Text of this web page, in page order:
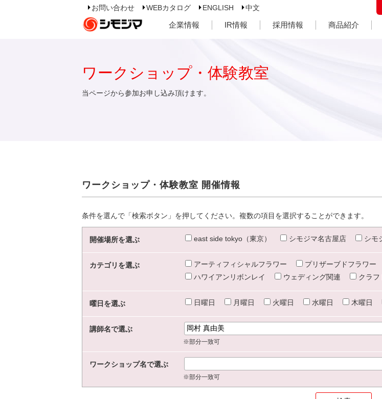
お問い合わせ WEBカタログ ENGLISH 中文
企業情報 IR情報 採用情報 商品紹介
ワークショップ・体験教室
当ページから参加お申し込み頂けます。
ワークショップ・体験教室 開催情報
条件を選んで「検索ボタン」を押してください。複数の項目を選択することができます。
開催場所を選ぶ east side tokyo（東京） シモジマ名古屋店 シモ
カテゴリを選ぶ アーティフィシャルフラワー プリザーブドフラワー
ハワイアンリボンレイ
ウェディング関連 クラフ
曜日を選ぶ 日曜日 月曜日 火曜日 水曜日 木曜日
講師名で選ぶ
※部分一致可
ワークショップ名で選ぶ
※部分一致可